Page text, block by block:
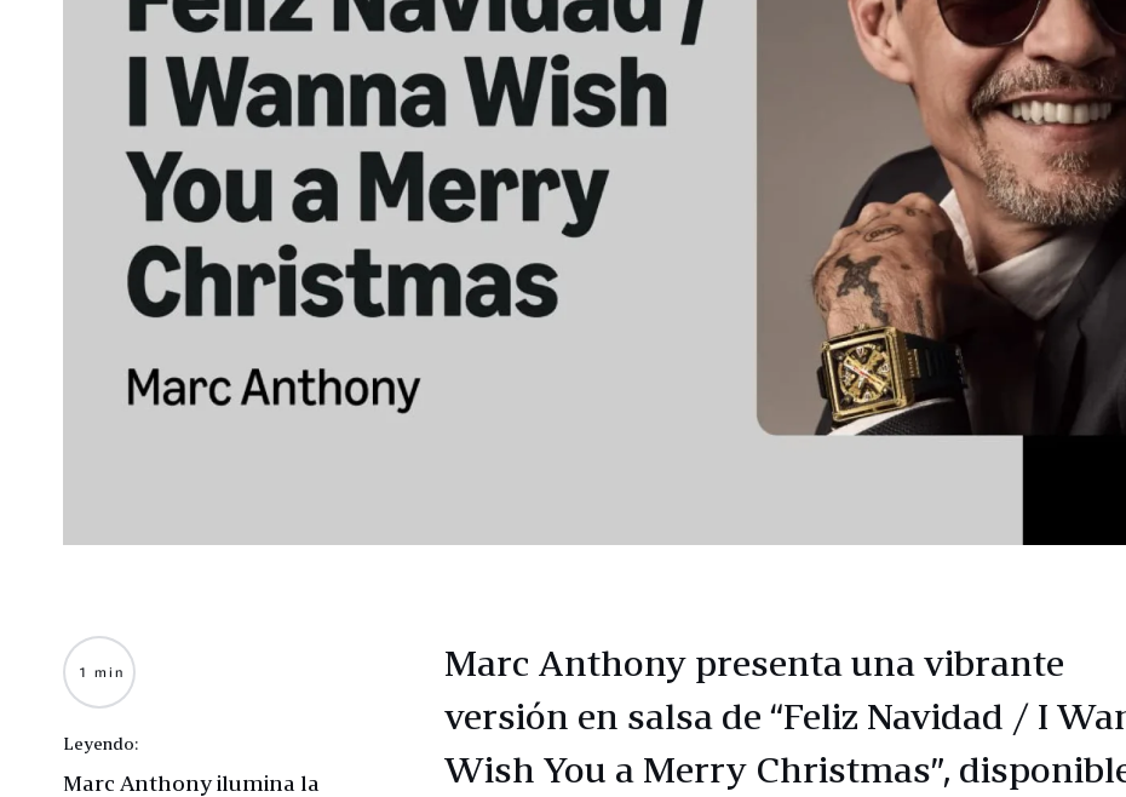
Marc Anthony presenta una vibrante
versión en salsa de “Feliz Navidad / I
Wish You a Merry Christmas”,
1 min
Leyendo:
Marc Anthony ilumina la